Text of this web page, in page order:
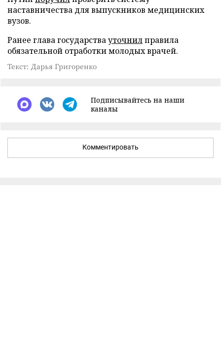
наставничества для выпускников медицинских
вузов.
Ранее глава государствауточнилправила
обязательной отработки молодых врачей.
Текст: Дарья Григоренко
Подписывайтесь на наши
каналы
Комментировать